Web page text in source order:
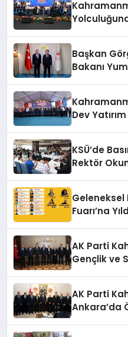
Başkan
Bakanı
Dev
KSÜ’de
Rektör
Fuarı’na
AK Parti
Gençlik ve
AK Parti
Ankara’da